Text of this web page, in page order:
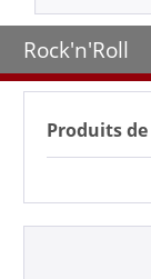
Rock'n'Roll
Produits de